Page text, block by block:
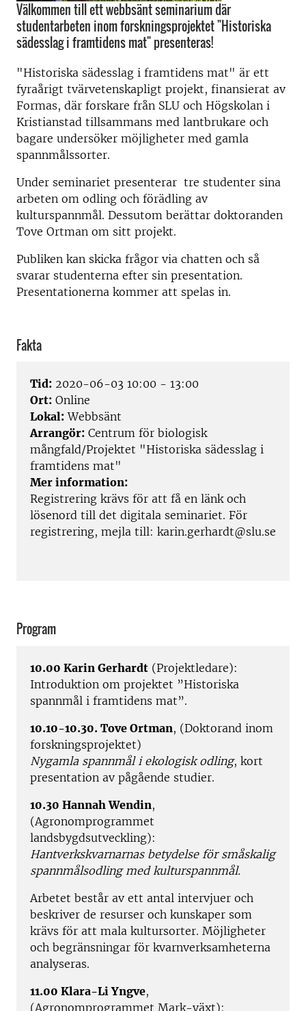
Välkommen till ett webbsänt seminarium där
studentarbeten inom forskningsprojektet "Historiska
sädesslag i framtidens mat" presenteras!
"Historiska sädesslag i framtidens mat" är ett
fyraårigt tvärvetenskapligt projekt, finansierat av
Formas, där forskare från SLU och Högskolan i
Kristianstad tillsammans med lantbrukare och
bagare undersöker möjligheter med gamla
spannmålssorter.
Under seminariet presenterar tre studenter sina
arbeten om odling och förädling av
kulturspannmål. Dessutom berättar doktoranden
Tove Ortman om sitt projekt.
Publiken kan skicka frågor via chatten och så
svarar studenterna efter sin presentation.
Presentationerna kommer att spelas in.
Fakta
Tid: 2020-06-03 10:00 - 13:00
Ort: Online
Lokal: Webbsänt
Arrangör: Centrum för biologisk
mångfald/Projektet "Historiska sädesslag i
framtidens mat"
Mer information:
Registrering krävs för att få en länk och
lösenord till det digitala seminariet. För
registrering, mejla till: karin.gerhardt@slu.se
Program
10.00 Karin Gerhardt (Projektledare):
Introduktion om projektet ”Historiska
spannmål i framtidens mat”.
10.10-10.30. Tove Ortman, (Doktorand inom
forskningsprojektet)
Nygamla spannmål i ekologisk odling, kort
presentation av pågående studier.
10.30 Hannah Wendin,
(Agronomprogrammet
landsbygdsutveckling):
Hantverkskvarnarnas betydelse för småskalig
spannmålsodling med kulturspannmål.
Arbetet består av ett antal intervjuer och
beskriver de resurser och kunskaper som
krävs för att mala kultursorter. Möjligheter
och begränsningar för kvarnverksamheterna
analyseras.
11.00 Klara-Li Yngve,
(Agronomprogrammet Mark-växt):